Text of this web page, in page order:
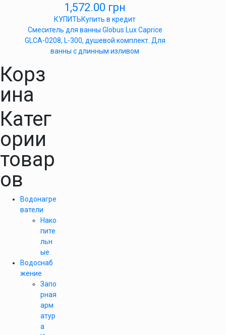
1,572.00 грн
КУПИТЬКупить в кредит
Смеситель для ванны Globus Lux Caprice
GLCA-0208, L-300, душевой комплект. Для
ванны с длинным изливом
Корз
ина
Катег
ории
товар
ов
Водонагре
ватели
Нако
пите
льн
ые
Водоснаб
жение
Запо
рная
арм
атур
а